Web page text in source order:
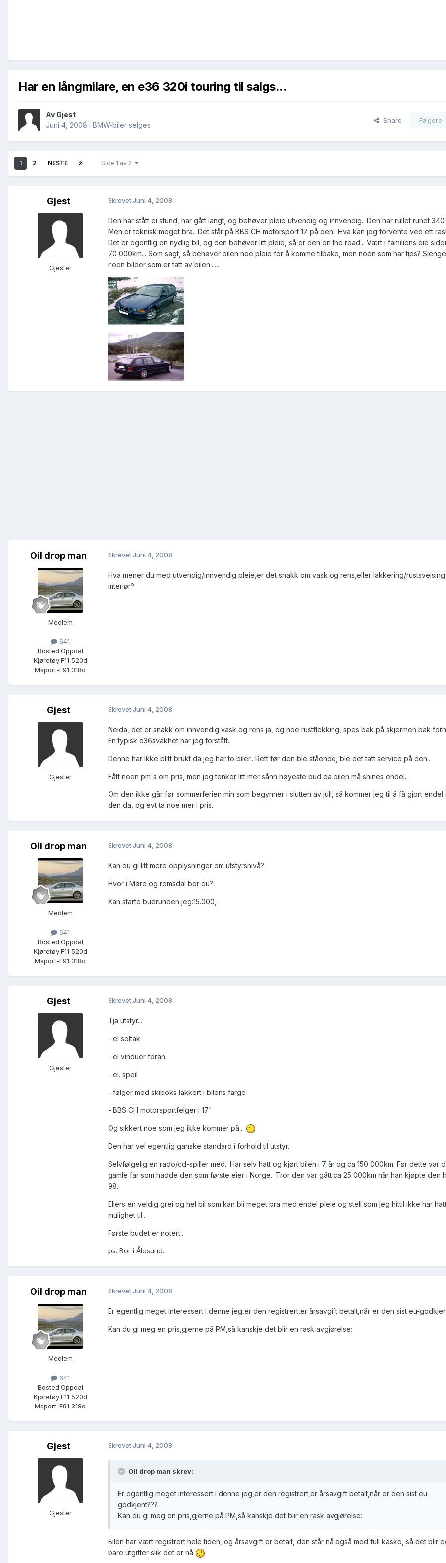
Har en långmilare, en e36 320i touring til salgs...
Av Gjest
Juni 4, 2008 i BMW-biler selges
Share Følgere
1 2 NESTE Side 1 av 2
Gjest
Gjester
SkrevetJuni 4, 2008
Den har stått ei stund, har gått langt, og behøver pleie utvendig og innvendig.. Den har rullet rundt 340
Men er teknisk meget bra.. Det står på BBS CH motorsport 17 på den.. Hva kan jeg forvente ved ett
Det er egentlig en nydlig bil, og den behøver litt pleie, så er den on the road... Vært i familiens eie
70 000km... Som sagt, så behøver bilen noe pleie for å komme tilbake, men noen som har tips?
noen bilder som er tatt av bilen......
Oil drop man
Medlem
641
Bosted:Oppdal
Kjøretøy:F11 520d
Msport-E91 318d
SkrevetJuni 4, 2008
Hva mener du med utvendig/innvendig pleie,er det snakk om vask og rens,eller lakkering/
interiør?
Gjest
Gjester
SkrevetJuni 4, 2008
Neida, det er snakk om innvendig vask og rens ja, og noe rustflekking, spes bak på skjermen bak
En typisk e36svakhet har jeg forstått..
Denne har ikke blitt brukt da jeg har to biler.. Rett før den ble stående, ble det tatt service på den..
Fått noen pm's om pris, men jeg tenker litt mer sånn høyeste bud da bilen må shines endel..
Om den ikke går før sommerferien min som begynner i slutten av juli, så kommer jeg til å få gjort endel
den da, og evt ta noe mer i pris..
Oil drop man
Medlem
641
Bosted:Oppdal
Kjøretøy:F11 520d
Msport-E91 318d
SkrevetJuni 4, 2008
Kan du gi litt mere opplysninger om utstyrsnivå?
Hvor i Møre og romsdal bor du?
Kan starte budrunden jeg:15.000,-
Gjest
Gjester
SkrevetJuni 4, 2008
Tja utstyr...:
- el soltak
- el vinduer foran
- el. speil
- følger med skiboks lakkert i bilens farge
- BBS CH motorsportfelger i 17"
Og sikkert noe som jeg ikke kommer på...
Den har vel egentlig ganske standard i forhold til utstyr..
Selvfølgelig en rado/cd-spiller med.. Har selv hatt og kjørt bilen i 7 år og ca 150 000km. Før dette var
gamle far som hadde den som første eier i Norge.. Tror den var gått ca 25 000km når han kjøpte den
98..
Ellers en veldig grei og hel bil som kan bli meget bra med endel pleie og stell som jeg hittil ikke har
mulighet til..
Første budet er notert..
ps. Bor i Ålesund..
Oil drop man
Medlem
641
Bosted:Oppdal
Kjøretøy:F11 520d
Msport-E91 318d
SkrevetJuni 4, 2008
Er egentlig meget interessert i denne jeg,er den registrert,er årsavgift betalt,når er den sist eu-
Kan du gi meg en pris,gjerne på PM,så kanskje det blir en rask avgjørelse:
Gjest
Gjester
SkrevetJuni 4, 2008
Oil drop man skrev:
Er egentlig meget interessert i denne jeg,er den registrert,er årsavgift betalt,når er den sist eu-
godkjent???
Kan du gi meg en pris,gjerne på PM,så kanskje det blir en rask avgjørelse:
Bilen har vært registrert hele tiden, og årsavgift er betalt, den står nå også med full kasko, så det blir
bare utgifter slik det er nå